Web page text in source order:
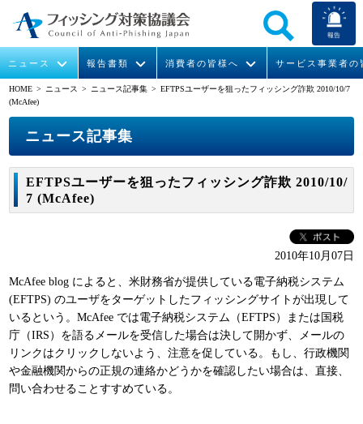
報告
ニュース
イベント
報告書類
月次報告書
消費者の皆様へ
フィッシングの報告
サービス事業者の
STOP. THINK. CONNECT.
運営委員紹介
メンバー
入会案内
パンフレット
HOME > ニュース > ニュース記事集 > EFTPSユーザーを狙ったフィッシング詐欺 2010/10/7
(McAfee)
ニュース記事集
EFTPSユーザーを狙ったフィッシング詐欺 2010/10/
7 (McAfee)
2010年10月07日
McAfee blog によると、米財務省が提供している電子納税システム
(EFTPS) のユーザをターゲットしたフィッシングサイトが出現して
いるという。McAfee では電子納税システム（EFTPS）または国税
庁（IRS）を語るメールを受信した場合は決して開かず、メールの
リンクはクリックしないよう、注意を促している。もし、行政機関
や金融機関からの正規の連絡かどうかを確認したい場合は、直接、
問い合わせることすすめている。